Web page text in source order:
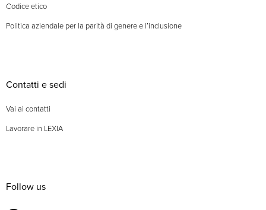
Codice etico
Politica aziendale per la parità di genere e l’inclusione
Contatti e sedi
Vai ai contatti
Lavorare in LEXIA
Follow us